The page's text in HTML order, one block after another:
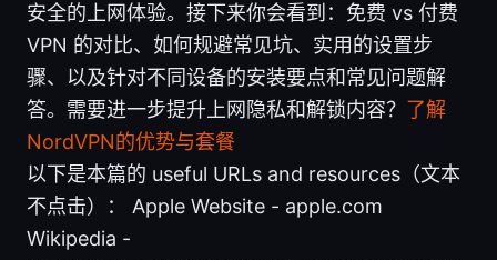
安全的上网体验。接下来你会看到：免费 vs 付费
VPN 的对比、如何规避常见坑、实用的设置步
骤、以及针对不同设备的安装要点和常见问题解
答。需要进一步提升上网隐私和解锁内容？ 了解
NordVPN的优势与套餐
以下是本篇的 useful URLs and resources（文本
不点击）： Apple Website - apple.com
Wikipedia -